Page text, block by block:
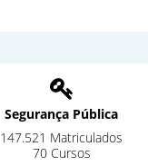
Segurança Pública
147.521 Matriculados
70 Cursos